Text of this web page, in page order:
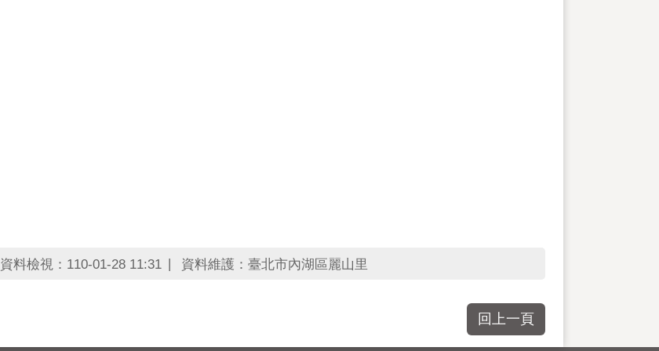
資料檢視：110-01-28 11:31 資料維護：臺北市內湖區麗山里
回上一頁